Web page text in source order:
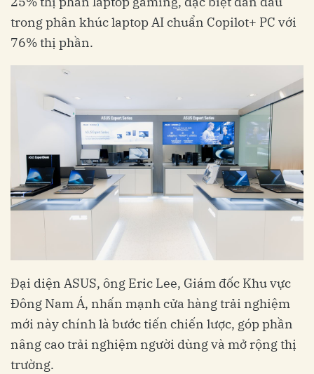
trong phân khúc laptop AI chuẩn Copilot+ PC với
76% thị phần.
Đại diện ASUS, ông Eric Lee, Giám đốc Khu vực
Đông Nam Á, nhấn mạnh cửa hàng trải nghiệm
mới này chính là bước tiến chiến lược, góp phần
nâng cao trải nghiệm người dùng và mở rộng thị
trường.